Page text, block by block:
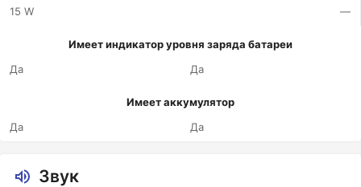
15 W
—
Имеет индикатор уровня заряда батареи
Да
Да
Имеет аккумулятор
Да
Да
Звук